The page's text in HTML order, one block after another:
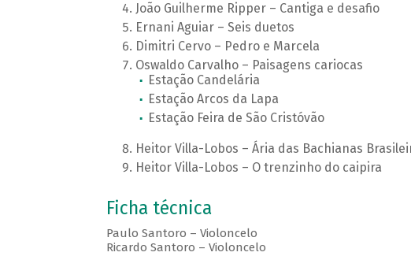
João Guilherme Ripper – Cantiga e desafio
Ernani Aguiar – Seis duetos
Dimitri Cervo – Pedro e Marcela
Oswaldo Carvalho – Paisagens cariocas
Estação Candelária
Estação Arcos da Lapa
Estação Feira de São Cristóvão
Heitor Villa-Lobos – Ária das Bachianas
Heitor Villa-Lobos – O trenzinho do caipira
Ficha técnica
Paulo Santoro – Violoncelo
Ricardo Santoro – Violoncelo